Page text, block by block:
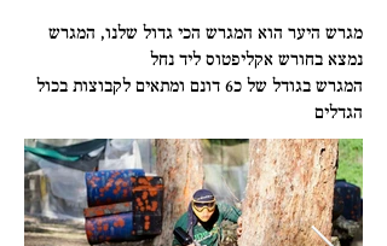
מגרש היער הוא המגרש הכי גדול שלנו, המגרש
נמצא בחורש אקליפטוס ליד נחל
המגרש בגודל של כ6 דונם ומתאים לקבוצות בכול
הגדלים